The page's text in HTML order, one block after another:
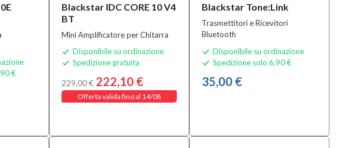
€
Blackstar IDC CORE 10 V4
BT
Mini Amplificatore per Chitarra
 Disponibile su ordinazione
 Spedizione gratuita
229,00 € 222,10 €
Offerta valida fino al 14/08
Blackstar Tone:Link
Trasmettitori e Ricevitori
Bluetooth
 Disponibile su ordinazione
 Spedizione solo 6,90 €
35,00 €